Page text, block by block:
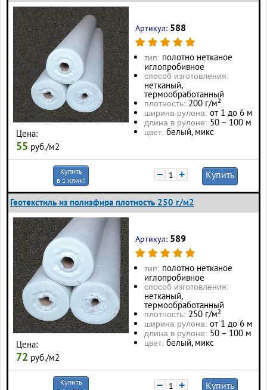
Цена:
55 руб./м2
Артикул: 588
тип: полотно нетканое
иглопробивное
способ изготовления:
нетканый,
термообработанный
плотность: 200 г/м²
ширина рулона: от 1 до 6 м
длина в рулоне: 50 – 100 м
цвет: белый, микс
Купить
в 1 клик!
− + Купить
Геотекстиль из полиэфира плотность 250 г/м2
Цена:
72 руб./м2
Артикул: 589
тип: полотно нетканое
иглопробивное
способ изготовления:
нетканый,
термообработанный
плотность: 250 г/м²
ширина рулона: от 1 до 6 м
длина в рулоне: 50 – 100 м
цвет: белый, микс
Купить
− + Купить